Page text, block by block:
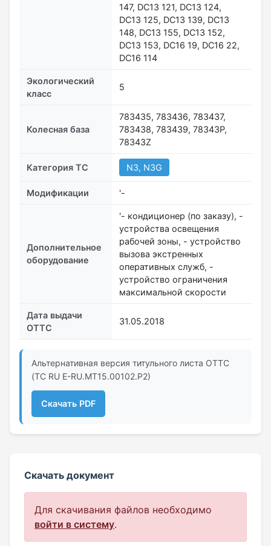
147, DC13 121, DC13 124,
DC13 125, DC13 139, DC13
148, DC13 155, DC13 152,
DC13 153, DC16 19, DC16 22,
DC16 114
Экологический
класс
5
Колесная база
783435, 783436, 783437,
783438, 783439, 78343Р,
78343Z
Категория ТС N3, N3G
Модификации '-
Дополнительное
оборудование
'- кондиционер (по заказу), -
устройства освещения
рабочей зоны, - устройство
вызова экстренных
оперативных служб, -
устройство ограничения
максимальной скорости
Дата выдачи
ОТТС
31.05.2018
Альтернативная версия титульного листа ОТТС
(ТС RU Е-RU.МТ15.00102.Р2)
Скачать PDF
Скачать документ
Для скачивания файлов необходимо
войти в систему.